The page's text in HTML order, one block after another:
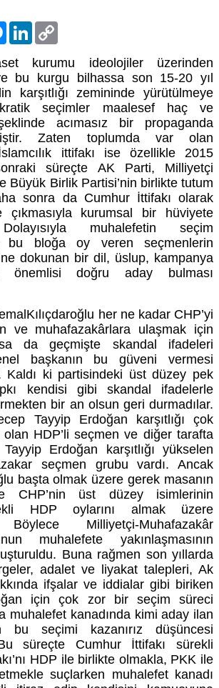
Messenger
LinkedIn
kurumu ideolojiler üzerinden
bu kurgu bilhassa son 15-20 yıl
karşıtlığı zemininde yürütülmeye
seçimler maalesef haç ve
acımasız bir propaganda
Zaten toplumda var olan
ittifakı ise özellikle 2015
süreçte AK Parti, Milliyetçi
Büyük Birlik Partisi’nin birlikte tutum
sonra da Cumhur İttifakı olarak
çıkmasıyla kurumsal bir hüviyete
muhalefetin seçim
bu bloğa oy veren seçmenlerin
dokunan bir dil, üslup, kampanya
doğru aday bulması
her ne kadar CHP’yi
ve muhafazakârlara ulaşmak için
da geçmişte skandal ifadeleri
başkanın bu güveni vermesi
Kaldı ki partisindeki üst düzey pek
kendisi gibi skandal ifadelerle
bir an olsun geri durmadılar.
Tayyip Erdoğan karşıtlığı çok
HDP’li seçmen ve diğer tarafta
Erdoğan karşıtlığı yükselen
seçmen grubu vardı. Ancak
başta olmak üzere gerek masanın
CHP’nin üst düzey isimlerinin
HDP oylarını almak üzere
Böylece Milliyetçi-Muhafazakâr
muhalefete yakınlaşmasının
Buna rağmen son yıllarda
adalet ve liyakat talepleri, Ak
ifşalar ve iddialar gibi biriken
için çok zor bir seçim süreci
muhalefet kanadında kimi aday ilan
bu seçimi kazanırız düşüncesi
süreçte Cumhur İttifakı sürekli
HDP ile birlikte olmakla, PKK ile
suçlarken muhalefet kanadı